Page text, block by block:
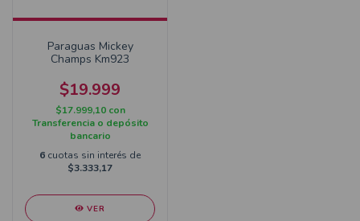
Paraguas Mickey
Champs Km923
$19.999
$17.999,10 con
Transferencia o depósito
bancario
6 cuotas sin interés de
$3.333,17
VER